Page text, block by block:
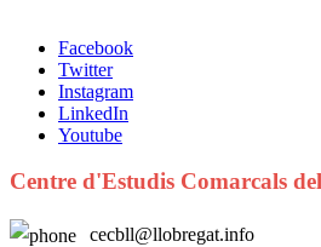
Facebook
Twitter
Instagram
LinkedIn
Youtube
Centre d'Estudis Comarcals
cecbll@llobregat.info